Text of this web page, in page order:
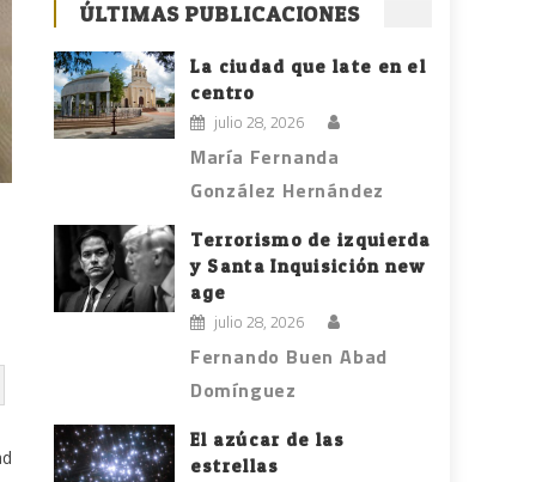
ÚLTIMAS PUBLICACIONES
La ciudad que late en el
centro
julio 28, 2026
María Fernanda
González Hernández
Terrorismo de izquierda
y Santa Inquisición new
age
julio 28, 2026
Fernando Buen Abad
Domínguez
El azúcar de las
estrellas